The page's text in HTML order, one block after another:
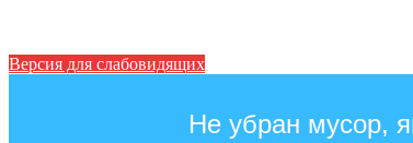
Версия для слабовидящих
Не убран мусор,